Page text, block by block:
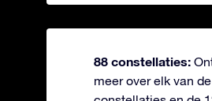
88 constellaties:
meer over elk van